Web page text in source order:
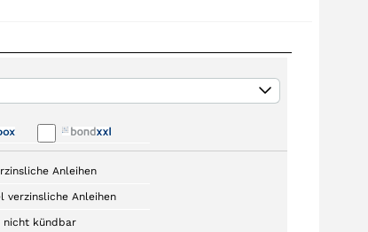
Anleihen
verzinsliche Anleihen
nicht kündbar